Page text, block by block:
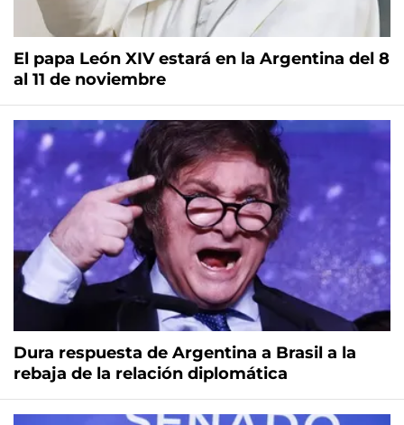
El papa León XIV estará en la Argentina del 8
al 11 de noviembre
Dura respuesta de Argentina a Brasil a la
rebaja de la relación diplomática